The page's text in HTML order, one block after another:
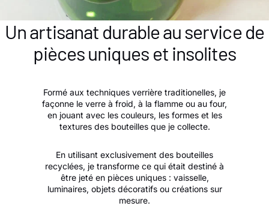
Un artisanat durable au service de
pièces uniques et insolites
Formé aux techniques verrière traditionelles, je
façonne le verre à froid, à la flamme ou au four,
en jouant avec les couleurs, les formes et les
textures des bouteilles que je collecte.
En utilisant exclusivement des bouteilles
recyclées, je transforme ce qui était destiné à
être jeté en pièces uniques : vaisselle,
luminaires, objets décoratifs ou créations sur
mesure.